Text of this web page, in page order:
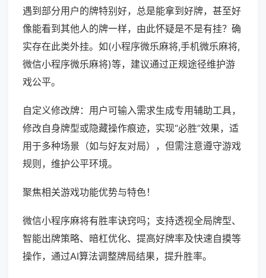
遇到部分用户的牌特别好，总是能拿到好牌，甚至好
像能看到其他人的牌一样，由此怀疑是不是有挂？确
实存在此类外挂。如(小程序微乐麻将,手机微乐麻将,
微信小程序微乐麻将)等，建议通过正规途径维护游
戏公平。
自定义修改牌：用户可输入需求生成专用辅助工具，
修改自身牌型或隐藏操作痕迹，实现“必胜”效果，适
用于多种场景（如与好友对局），但需注意遵守游戏
规则，维护公平环境。
聚焦相关游戏功能优势与特色！
微信小程序麻将有胜率诀窍吗；支持透视全局牌型、
智能出牌策略、暗杠优化、提高好牌率及快速自摸等
操作，通过AI算法调整牌局结果，提升胜率。